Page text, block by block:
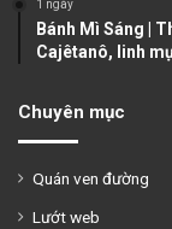
1 ngày
Bánh Mì Sáng |
Cajêtanô, linh
Chuyên mục
Quán ven đường
Lướt web